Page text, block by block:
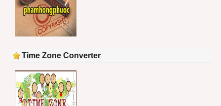
Time Zone Converter